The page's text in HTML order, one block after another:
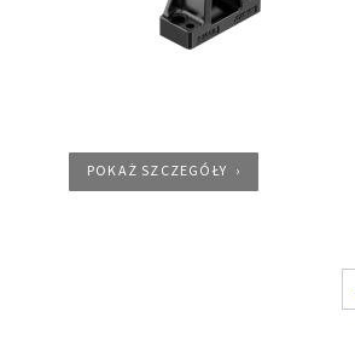
POKAŻ SZCZEGÓŁY